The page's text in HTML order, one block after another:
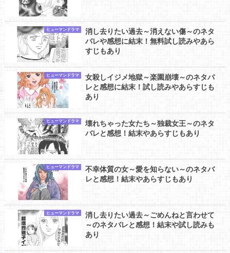
ヒューマンドラマ
消し去りたい過去～消えない傷～のネタ
バレや感想に結末！無料試し読みやあら
すじもあり
ヒューマンドラマ
女殺しイジメ地獄～楽園崩壊～のネタバ
レと感想に結末！試し読みやあらすじも
あり
ヒューマンドラマ
壊れちゃった女たち～独裁女王～のネタ
バレと感想！結末やあらすじもあり
ヒューマンドラマ
不幸体質の女～愛を知らない～のネタバ
レと感想！結末やあらすじもあり
ヒューマンドラマ
消し去りたい過去～ごめんねと言わせて
～のネタバレと感想！結末や試し読みも
あり